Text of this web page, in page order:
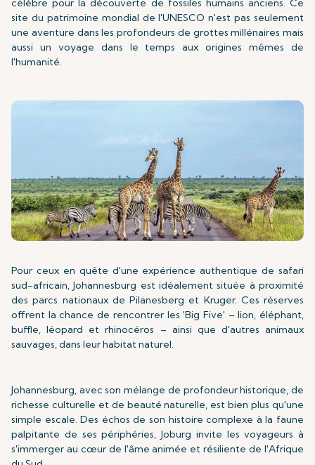
célèbre pour la découverte de fossiles humains anciens. Ce
site du patrimoine mondial de l'UNESCO n'est pas seulement
une aventure dans les profondeurs de grottes millénaires mais
aussi un voyage dans le temps aux origines mêmes de
l'humanité.
Pour ceux en quête d'une expérience authentique de safari
sud-africain, Johannesburg est idéalement située à proximité
des parcs nationaux de Pilanesberg et Kruger. Ces réserves
offrent la chance de rencontrer les 'Big Five' – lion, éléphant,
buffle, léopard et rhinocéros – ainsi que d'autres animaux
sauvages, dans leur habitat naturel.
Johannesburg, avec son mélange de profondeur historique, de
richesse culturelle et de beauté naturelle, est bien plus qu'une
simple escale. Des échos de son histoire complexe à la faune
palpitante de ses périphéries, Joburg invite les voyageurs à
s'immerger au cœur de l'âme animée et résiliente de l'Afrique